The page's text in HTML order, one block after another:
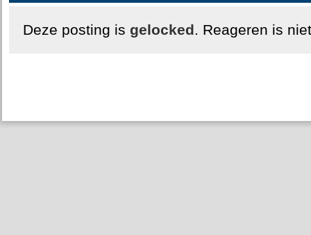
Deze posting is gelocked. Reageren is